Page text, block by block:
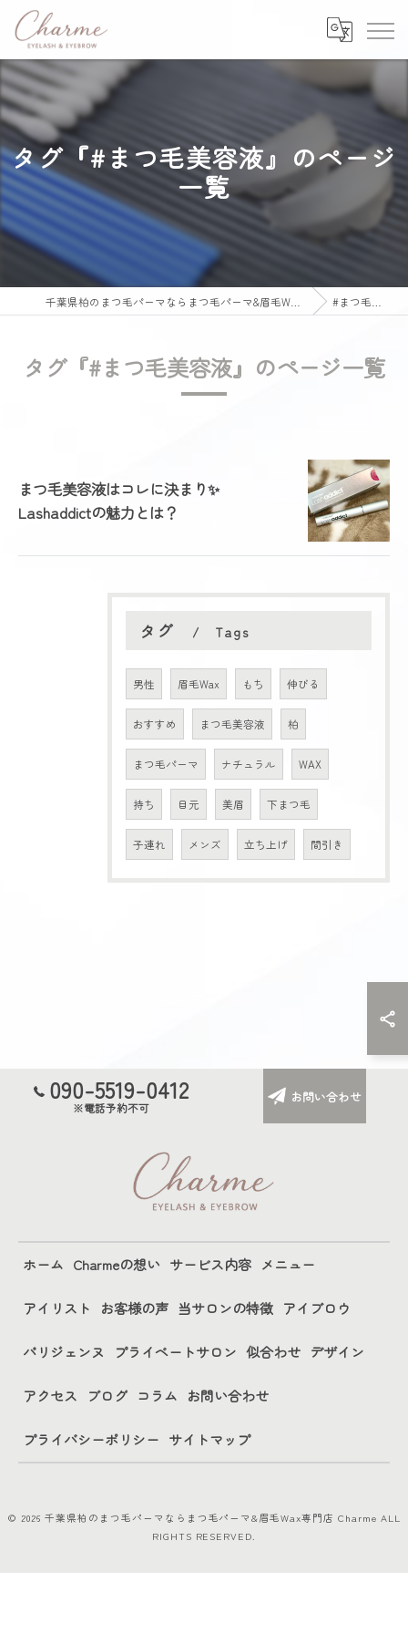
タグ『#まつ毛美容液』のページ
一覧
#まつ毛美容液
タグ『#まつ毛美容液』のページ一覧
まつ毛美容液はコレに決まり✨
Lashaddictの魅力とは？
タグ Tags
男性 眉毛Wax もち 伸びる
おすすめ まつ毛美容液 柏
まつ毛パーマ ナチュラル WAX
持ち 目元 美眉 下まつ毛
子連れ メンズ 立ち上げ 間引き
090-5519-0412
※電話予約不可
お問い合わせ
ホーム Charmeの想い サービス内容 メニュー
アイリスト お客様の声 当サロンの特徴 アイブロウ
パリジェンヌ プライベートサロン 似合わせ デザイン
アクセス ブログ コラム お問い合わせ
プライバシーポリシー サイトマップ
© 2026 千葉県柏のまつ毛パーマならまつ毛パーマ&眉毛Wax専門店 Charme ALL
RIGHTS RESERVED.